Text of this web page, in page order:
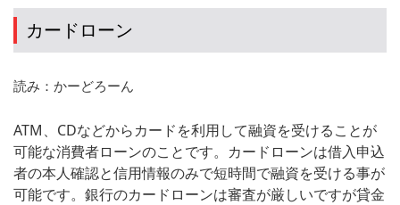
カードローン
読み：かーどろーん
ATM、CDなどからカードを利用して融資を受けることが
可能な消費者ローンのことです。カードローンは借入申込
者の本人確認と信用情報のみで短時間で融資を受ける事が
可能です。銀行のカードローンは審査が厳しいですが貸金